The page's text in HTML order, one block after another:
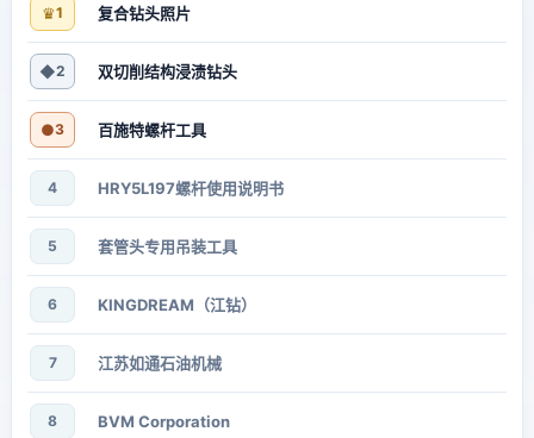
♛1 复合钻头照片
◆2 双切削结构浸渍钻头
●3 百施特螺杆工具
4 HRY5L197螺杆使用说明书
5 套管头专用吊装工具
6 KINGDREAM（江钻）
7 江苏如通石油机械
8 BVM Corporation